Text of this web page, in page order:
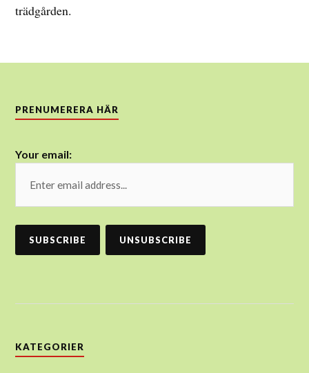
trädgården.
PRENUMERERA HÄR
Your email:
KATEGORIER